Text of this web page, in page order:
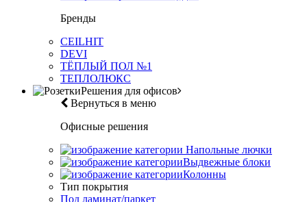
Бренды
CEILHIT
DEVI
ТЁПЛЫЙ ПОЛ №1
ТЕПЛОЛЮКС
Решения для офисов
Вернуться в меню
Офисные решения
Напольные лючки
Выдвежные блоки
Колонны
Тип покрытия
Под ламинат/паркет